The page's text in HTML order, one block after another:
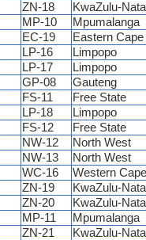
ZN-18
KwaZulu-
MP-10
Mpumalanga
EC-19
Eastern Cape
LP-16
Limpopo
LP-17
Limpopo
GP-08
Gauteng
FS-11
Free State
LP-18
Limpopo
FS-12
Free State
NW-12
North West
NW-13
North West
WC-16
Western
ZN-19
KwaZulu-
ZN-20
KwaZulu-
MP-11
Mpumalanga
ZN-21
KwaZulu-